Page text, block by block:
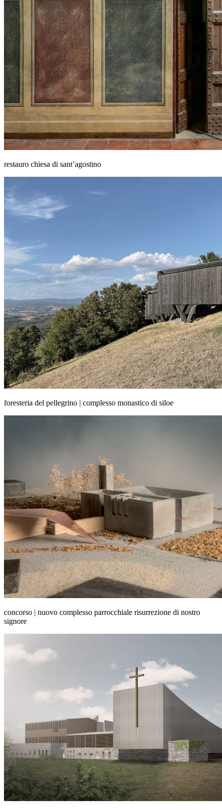
restauro chiesa di sant’agostino
foresteria del pellegrino | complesso monastico di siloe
concorso | nuovo complesso parrocchiale risurrezione di nostro
signore